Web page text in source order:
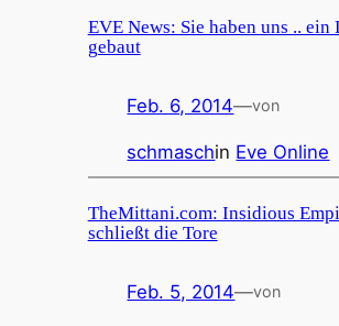
EVE News: Sie haben uns .. ein
gebaut
Feb. 6, 2014—von
schmaschin Eve Online
TheMittani.com: Insidious
schließt die Tore
Feb. 5, 2014—von